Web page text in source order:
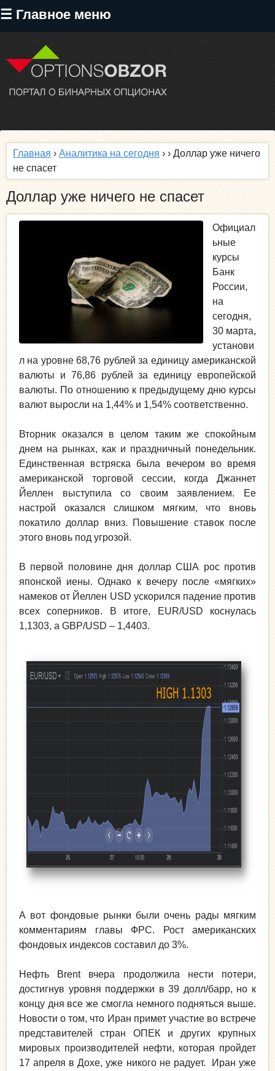
☰ Главное меню
Перейти
содержанию
Главная › Аналитика на сегодня › › Доллар уже ничего
не спасет
Доллар уже ничего не спасет
Официал
ьные
курсы
Банк
России,
на
сегодня,
30 марта,
установи
л на уровне 68,76 рублей за единицу американской
валюты и 76,86 рублей за единицу европейской
валюты. По отношению к предыдущему дню курсы
валют выросли на 1,44% и 1,54% соответственно.
Вторник оказался в целом таким же спокойным
днем на рынках, как и праздничный понедельник.
Единственная встряска была вечером во время
американской торговой сессии, когда Джаннет
Йеллен выступила со своим заявлением. Ее
настрой оказался слишком мягким, что вновь
покатило доллар вниз. Повышение ставок после
этого вновь под угрозой.
В первой половине дня доллар США рос против
японской иены. Однако к вечеру после «мягких»
намеков от Йеллен USD ускорился падение против
всех соперников. В итоге, EUR/USD коснулась
1,1303, а GBP/USD – 1,4403.
А вот фондовые рынки были очень рады мягким
комментариям главы ФРС. Рост американских
фондовых индексов составил до 3%.
Нефть Brent вчера продолжила нести потери,
достигнув уровня поддержки в 39 долл/барр, но к
концу дня все же смогла немного подняться выше.
Новости о том, что Иран примет участие во встрече
представителей стран ОПЕК и других крупных
мировых производителей нефти, которая пройдет
17 апреля в Дохе, уже никого не радует. Иран уже